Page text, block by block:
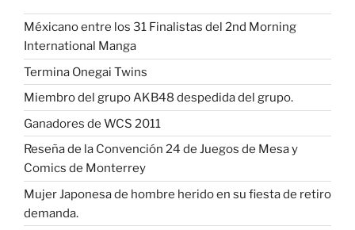
Méxicano entre los 31 Finalistas del 2nd Morning
International Manga
Termina Onegai Twins
Miembro del grupo AKB48 despedida del grupo.
Ganadores de WCS 2011
Reseña de la Convención 24 de Juegos de Mesa y
Comics de Monterrey
Mujer Japonesa de hombre herido en su fiesta de retiro
demanda.